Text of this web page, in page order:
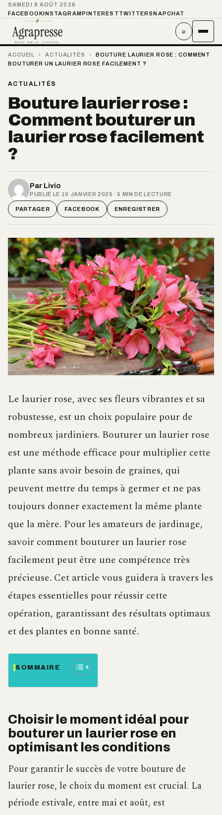
SAMEDI 8 AOÛT 2026
FACEBOOKINSTAGRAMPINTEREST TWITTER SNAPCHAT
⌕
ACCUEIL › ACTUALITÉS ›
BOUTURE LAURIER ROSE : COMMENT
BOUTURER UN LAURIER ROSE FACILEMENT ?
ACTUALITÉS
Bouture laurier rose :
Comment bouturer un
laurier rose facilement
?
Par Livio
PUBLIÉ LE 10 JANVIER 2025 · 5 MIN DE LECTURE
PARTAGER FACEBOOK ENREGISTRER
Le laurier rose, avec ses fleurs vibrantes et sa
robustesse, est un choix populaire pour de
nombreux jardiniers. Bouturer un laurier rose
est une méthode efficace pour multiplier cette
plante sans avoir besoin de graines, qui
peuvent mettre du temps à germer et ne pas
toujours donner exactement la même plante
que la mère. Pour les amateurs de jardinage,
savoir comment bouturer un laurier rose
facilement peut être une compétence très
précieuse. Cet article vous guidera à travers les
étapes essentielles pour réussir cette
opération, garantissant des résultats optimaux
et des plantes en bonne santé.
SOMMAIRE
Choisir le moment idéal pour
bouturer un laurier rose en
optimisant les conditions
Pour garantir le succès de votre bouture de
laurier rose, le choix du moment est crucial. La
période estivale, entre mai et août, est